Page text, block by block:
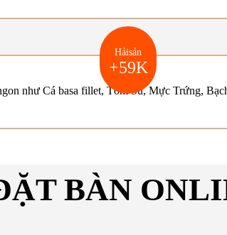
Hảisản
+59K
như Cá basa fillet, Tôm Sú, Mực Trứng,
BÀN